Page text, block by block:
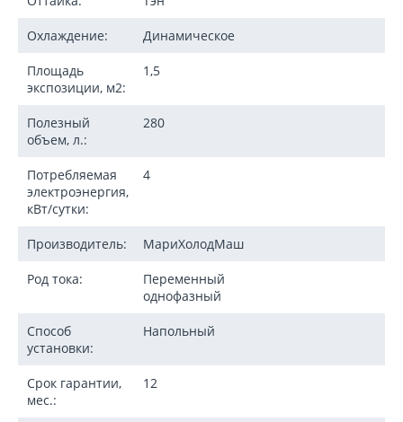
Охлаждение: Динамическое
Площадь
экспозиции, м2:
1,5
Полезный
объем, л.:
280
Потребляемая
электроэнергия,
кВт/сутки:
4
Производитель: МариХолодМаш
Род тока:
Переменный
однофазный
Способ
установки:
Напольный
Срок гарантии,
мес.:
12